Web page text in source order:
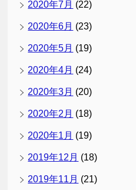
2020年7月 (22)
2020年6月 (23)
2020年5月 (19)
2020年4月 (24)
2020年3月 (20)
2020年2月 (18)
2020年1月 (19)
2019年12月 (18)
2019年11月 (21)